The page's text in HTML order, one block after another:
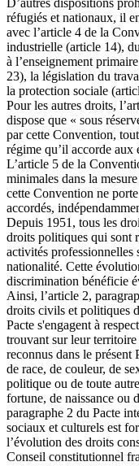
D’autres dispositions
réfugiés et nationaux, il
avec l’article 4 de la
industrielle (article 14),
à l’enseignement
23), la législation du
la protection sociale
Pour les autres droits,
dispose que « sous
par cette Convention,
régime qu’il accorde aux
L’article 5 de la
minimales dans la
cette Convention ne
accordés,
Depuis 1951, tous les
droits politiques qui sont
activités professionnelles
nationalité. Cette
discrimination bénéficie
Ainsi, l’article 2,
droits civils et politiques
Pacte s'engagent à
trouvant sur leur
reconnus dans le présent
de race, de couleur, de
politique ou de toute
fortune, de naissance ou
paragraphe 2 du Pacte
sociaux et culturels est
l’évolution des droits
Conseil constitutionnel